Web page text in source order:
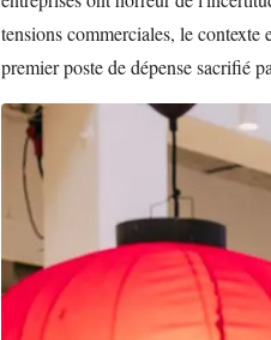
tensions commerciales, le
premier poste de dépense sacrifié